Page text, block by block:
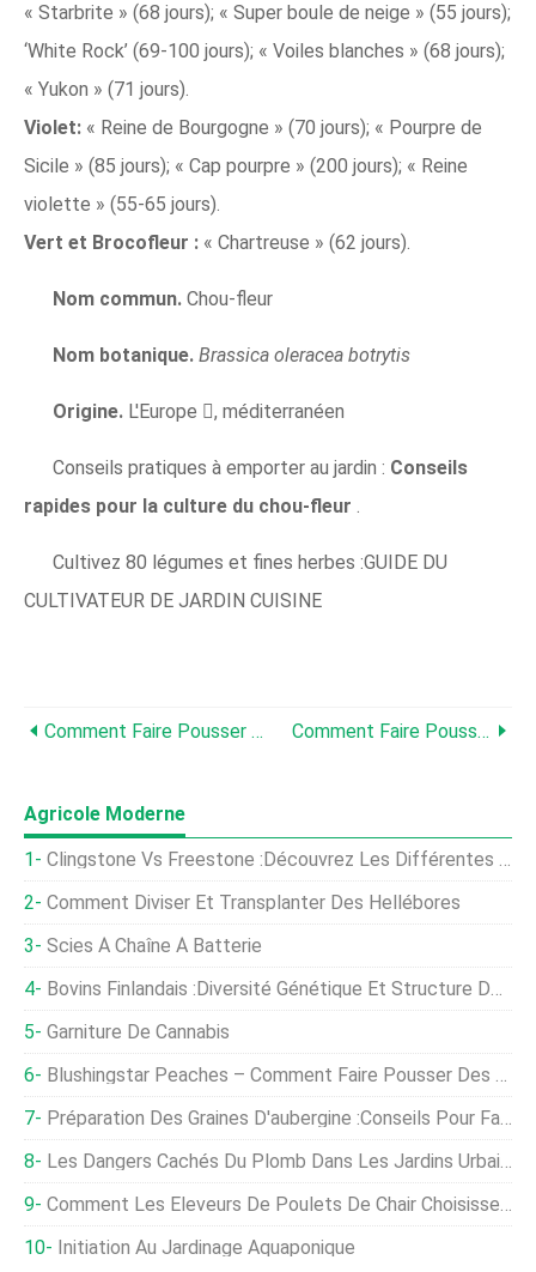
« Starbrite » (68 jours); « Super boule de neige » (55 jours);
‘White Rock’ (69-100 jours); « Voiles blanches » (68 jours);
« Yukon » (71 jours).
Violet: « Reine de Bourgogne » (70 jours); « Pourpre de
Sicile » (85 jours); « Cap pourpre » (200 jours); « Reine
violette » (55-65 jours).
Vert et Brocofleur : « Chartreuse » (62 jours).
Nom commun. Chou-fleur
Nom botanique. Brassica oleracea botrytis
Origine. L'Europe , méditerranéen
Conseils pratiques à emporter au jardin : Conseils
rapides pour la culture du chou-fleur .
Cultivez 80 légumes et fines herbes :GUIDE DU
CULTIVATEUR DE JARDIN CUISINE
Comment Faire Pousser Du Céleri Comment Faire Pousser Du Chou
Agricole Moderne
Clingstone Vs Freestone :Découvrez Les Différentes Pierres Dans Les Pêches
Comment Diviser Et Transplanter Des Hellébores
Scies À Chaîne À Batterie
Bovins Finlandais :diversité Génétique Et Structure De La Population
Garniture De Cannabis
Blushingstar Peaches – Comment Faire Pousser Des Pêchers Blushingstar
Préparation Des Graines D'aubergine :conseils Pour Faire Pousser Des Graines D'aubergine
Les Dangers Cachés Du Plomb Dans Les Jardins Urbains
Comment Les Éleveurs De Poulets De Chair Choisissent-Ils Où Pondre Un Œuf ?
Initiation Au Jardinage Aquaponique